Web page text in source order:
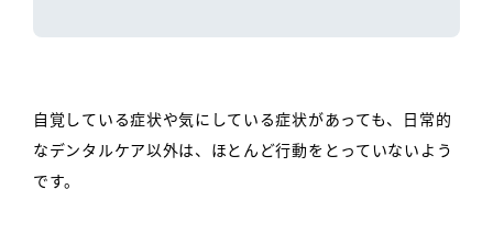
自覚している症状や気にしている症状があっても、日常的
なデンタルケア以外は、ほとんど行動をとっていないよう
です。